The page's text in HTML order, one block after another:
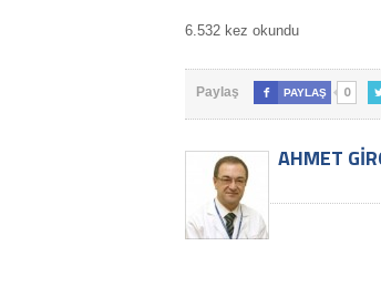
6.532 kez okundu
Paylaş  PAYLAŞ 0
AHMET